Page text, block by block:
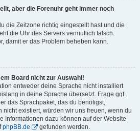
aber die Forenuhr geht immer noch
die Zeitzone richtig eingestellt hast und die
die Uhr des Servers vermutlich falsch.
damit er das Problem beheben kann.
Board nicht zur Auswahl!
entweder deine Sprache nicht installiert
in deine Sprache übersetzt. Frage ggf.
das Sprachpaket, das du benötigst,
nicht existiert, würden wir uns freuen, wenn du
Informationen dazu können auf der Website
phpBB.de gefunden werden.